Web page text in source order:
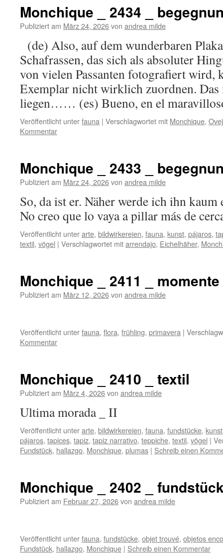
Monchique _ 2434 _
Publiziert am März 24, 2026von andrea milde
(de) Also, auf dem wunderbaren
Schafrassen, das sich als absoluter
von vielen Passanten fotografiert wird,
Exemplar nicht wirklich zuordnen. Das
liegen…… (es) Bueno, en el
Veröffentlicht unterfauna | Verschlagwortet mit Monchique,
Kommentar
Monchique _ 2433 _
Publiziert am März 24, 2026von andrea milde
So, da ist er. Näher werde ich ihn
No creo que lo vaya a pillar
Veröffentlicht unterarte, bildwirkereien, fauna, kunst, pájaros,
textil, vögel | Verschlagwortet mitarrendajo, Eichelhäher,
Monchique _ 2411 _ momente
Publiziert am März 12, 2026von andrea milde
Veröffentlicht unterfauna, flora, frühling, primavera |
Kommentar
Monchique _ 2410 _ textil
Publiziert am März 4, 2026von andrea milde
Ultima morada _ II
Veröffentlicht unterarte, bildwirkereien, fauna, fundstücke, kunst
pájaros, tapices, tapiz, tapiz narrativo, teppiche, textil, vögel |
Fundstück, hallazgo, Monchique, plumas | Schreib einen
Monchique _ 2402 _
Publiziert am Februar 27, 2026von andrea milde
Veröffentlicht unterfauna, fundstücke, objet trouvé, objetos
Fundstück, hallazgo, Monchique | Schreib einen Kommentar